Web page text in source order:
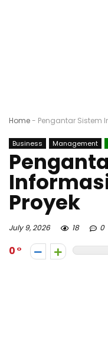
Home- Pengantar Sistem
Business Management
Proyek
July 9, 2026 18 0
0